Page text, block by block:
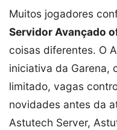
Muitos jogadores
Servidor Avançado
coisas diferentes. O
iniciativa da Garena,
limitado, vagas
novidades antes da
Astutech Server,